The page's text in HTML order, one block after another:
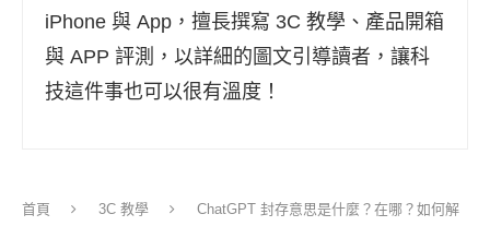
iPhone 與 App，擅長撰寫 3C 教學、產品開箱
與 APP 評測，以詳細的圖文引導讀者，讓科
技這件事也可以很有溫度！
首頁 3C 教學
ChatGPT 封存意思是什麼？在哪？如何解